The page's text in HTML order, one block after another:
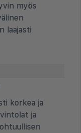
myös
laajasti
korkea ja
ja